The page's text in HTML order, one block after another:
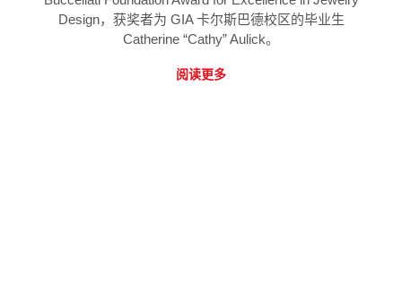
Design，获奖者为 GIA 卡尔斯巴德校区的毕业生
Catherine “Cathy” Aulick。
阅读更多